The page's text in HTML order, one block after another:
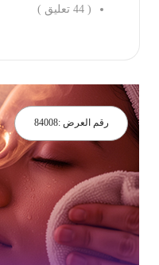
44 تعليق )
رقم العرض :84008